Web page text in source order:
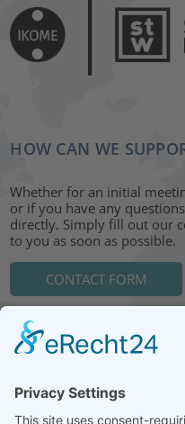
HOW CAN WE
Whether for an initial
or if you have any
directly. Simply fill out our
to you as soon as possible.
CONTACT FORM
Hohe Straße 11